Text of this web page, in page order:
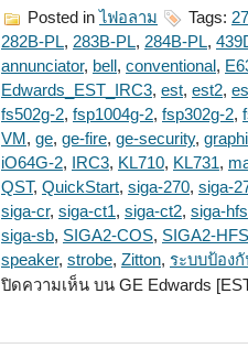
Posted in ไฟอลาม Tags:
282B-PL, 283B-PL, 284B-PL,
annunciator, bell , conventional,
Edwards_EST_IRC3, est, est2,
fs502g-2, fsp1004g-2, fsp302g-2,
VM , ge, ge-fire, ge-security,
iO64G-2, IRC3, KL710, KL731,
QST, QuickStart, siga-270, siga-
siga-cr, siga-ct1, siga-ct2, siga-hfs
siga-sb, SIGA2-COS, SIGA2-HFS
speaker, strobe, Zitton, ระบบป้อง
ปิดความเห็น บน GE Edwards